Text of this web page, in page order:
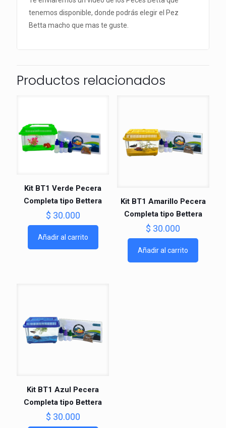
tenemos disponible, donde podrás elegir el Pez
Betta macho que mas te guste.
Productos relacionados
Kit BT1 Verde Pecera
Completa tipo Bettera
$ 30.000
Añadir al carrito
Kit BT1 Amarillo Pecera
Completa tipo Bettera
$ 30.000
Añadir al carrito
Kit BT1 Azul Pecera
Completa tipo Bettera
$ 30.000